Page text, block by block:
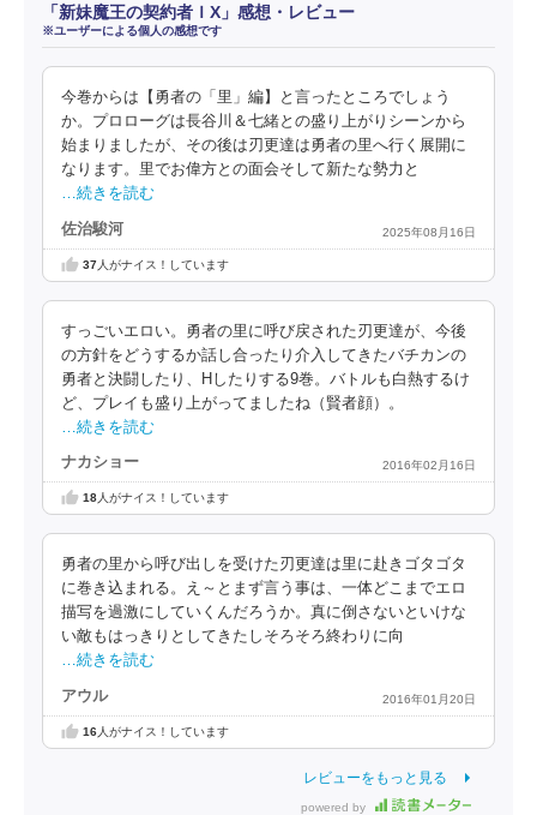
「新妹魔王の契約者ＩX」感想・レビュー
※ユーザーによる個人の感想です
今巻からは【勇者の「里」編】と言ったところでしょう
か。プロローグは長谷川＆七緒との盛り上がりシーンから
始まりましたが、その後は刃更達は勇者の里へ行く展開に
なります。里でお偉方との面会そして新たな勢力と
…続きを読む
佐治駿河 2025年08月16日
37人がナイス！しています
すっごいエロい。勇者の里に呼び戻された刃更達が、今後
の方針をどうするか話し合ったり介入してきたバチカンの
勇者と決闘したり、Hしたりする9巻。バトルも白熱するけ
ど、プレイも盛り上がってましたね（賢者顔）。
…続きを読む
ナカショー 2016年02月16日
18人がナイス！しています
勇者の里から呼び出しを受けた刃更達は里に赴きゴタゴタ
に巻き込まれる。え～とまず言う事は、一体どこまでエロ
描写を過激にしていくんだろうか。真に倒さないといけな
い敵もはっきりとしてきたしそろそろ終わりに向
…続きを読む
アウル 2016年01月20日
16人がナイス！しています
レビューをもっと見る
powered by